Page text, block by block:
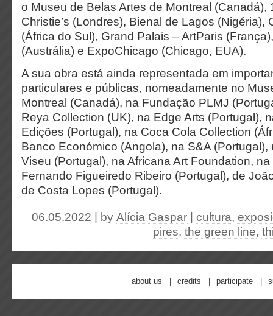
o Museu de Belas Artes de Montreal (Canadá),
Christie’s (Londres), Bienal de Lagos (Nigéria),
(África do Sul), Grand Palais – ArtParis
(Austrália) e ExpoChicago (Chicago, EUA).
A sua obra está ainda representada em
particulares e públicas, nomeadamente no
Montreal (Canadá), na Fundação PLMJ
Reya Collection (UK), na Edge Arts (Portugal),
Edições (Portugal), na Coca Cola Collection
Banco Económico (Angola), na S&A
Viseu (Portugal), na Africana Art Foundation,
Fernando Figueiredo Ribeiro (Portugal), de
de Costa Lopes (Portugal).
06.05.2022 | by Alícia Gaspar cultura,
pires, the green line,
about us credits participate